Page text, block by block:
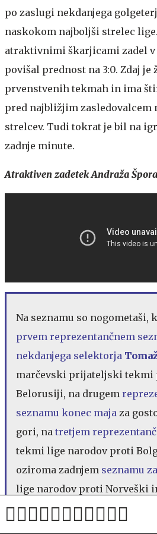
po zaslugi nekdanjega
naskokom najboljši strelec
atraktivnimi škarjicami zadel v
povišal prednost na 3:0. Zdaj je
prvenstvenih tekmah in ima
pred najbližjim zasledovalcem
strelcev. Tudi tokrat je bil na
zadnje minute.
Atraktiven zadetek Andraža
Na seznamu so nogometaši,
prvem reprezentančnem
nekdanjega selektorja
marčevski prijateljski
Belorusiji, na drugem
seznamu konec maja za
gori, na tretjem
tekmi lige narodov proti
oziroma zadnjem seznamu
lige narodov proti Norveški